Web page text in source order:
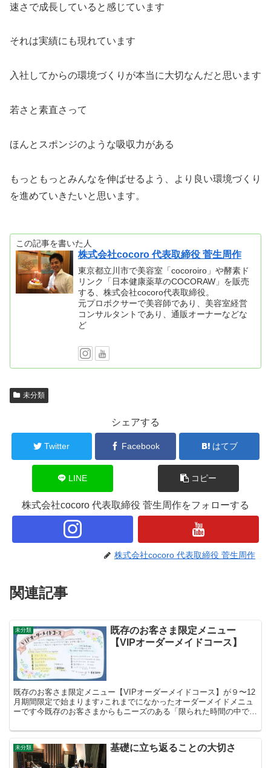
速さで成長していると感じています
それは実績にも現れています
入社してからの環境づくりが本当に大切なんだと思います
若さと素直さって
ほんとスポンジのような吸収力がある
もっともっとみんなを伸ばせるよう、より良い環境づくり
を進めていきたいと思います。
この記事を書いた人
株式会社cocoro 代表取締役 菅生周作
東京都立川市で美容室「cocoroiro」や酵素ド
リンク「日本健康薬草のCOCORAW」を販売
する、株式会社cocoro代表取締役。
元プロボクサーで美容師であり、美容室経営
コンサルタントであり、通販オーナーなどな
ど
未分類
シェアする
Twitter Facebook はてブ
LINE コピー
株式会社cocoro 代表取締役 菅生周作をフォローする
株式会社cocoro 代表取締役 菅生周作
関連記事
未分類
既存のお客さま限定メニュー
【VIPオーダーメイドコース】
既存のお客さま限定メニュー【VIPオーダーメイドコース】が９〜12
月期間限定で始まります♪これまでになかったオーダーメイドメニュ
ーです今既存のお客さまからもニーズのある「限られた時間の中で、
未分類 基礎に立ち返ることの大切さ